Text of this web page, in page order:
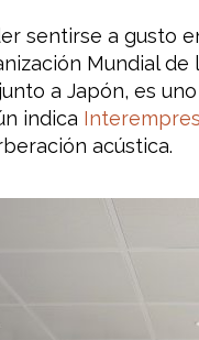
sentirse a gusto
Mundial
a Japón, es
indica
acústica.